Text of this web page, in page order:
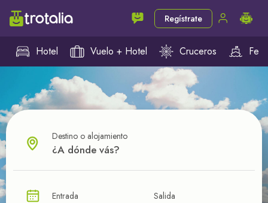
Regístrate
Hotel Vuelo + Hotel Cruceros
¿CUÁL VA A SER TU PRÓXIMO TROTE?
Destino o alojamiento
Entrada Salida